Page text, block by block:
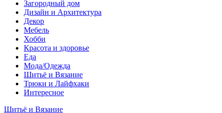
Загородный дом
Дизайн и Архитектура
Декор
Мебель
Хобби
Красота и здоровье
Еда
Мода/Одежда
Шитьё и Вязание
Трюки и Лайфхаки
Интересное
Шитьё и Вязание